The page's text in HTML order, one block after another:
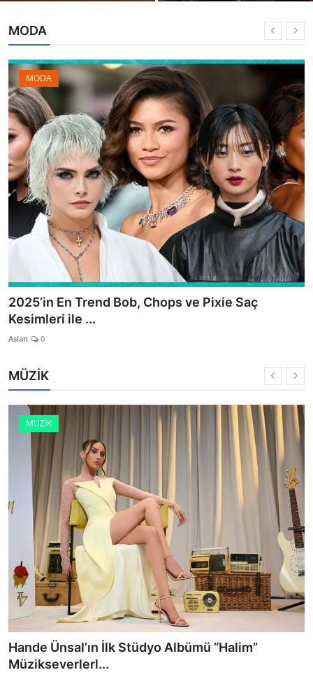
MODA
MODA
2025’in En Trend Bob, Chops ve Pixie Saç
Kesimleri ile ...
Aslan 0
MÜZİK
MÜZİK
Hande Ünsal’ın İlk Stüdyo Albümü “Halim”
Müzikseverlerl...